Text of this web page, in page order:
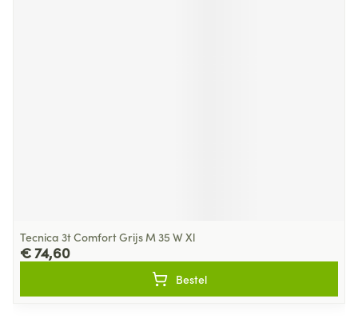
Tecnica 3t Comfort Grijs M 35 W Xl
€ 74,60
Bestel